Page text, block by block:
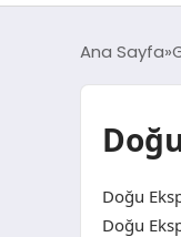
Ana Sayfa
Doğu
Doğu